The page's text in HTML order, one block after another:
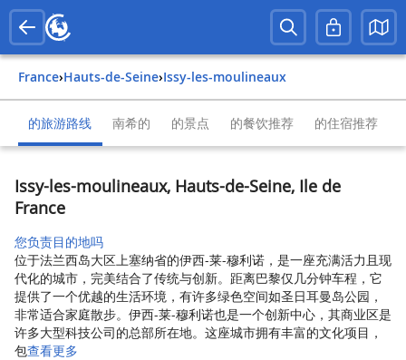
France› Hauts-de-Seine› Issy-les-moulineaux
的旅游路线 南希的 的景点 的餐饮推荐 的住宿推荐
Issy-les-moulineaux, Hauts-de-Seine, Ile de
France
您负责目的地吗
位于法兰西岛大区上塞纳省的伊西-莱-穆利诺，是一座充满活力且现
代化的城市，完美结合了传统与创新。距离巴黎仅几分钟车程，它
提供了一个优越的生活环境，有许多绿色空间如圣日耳曼岛公园，
非常适合家庭散步。伊西-莱-穆利诺也是一个创新中心，其商业区是
许多大型科技公司的总部所在地。这座城市拥有丰富的文化项目，
包查看更多